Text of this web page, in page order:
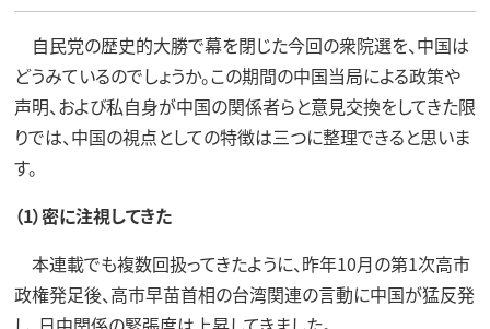
自民党の歴史的大勝で幕を閉じた今回の衆院選を、中国は
どうみているのでしょうか。この期間の中国当局による政策や
声明、および私自身が中国の関係者らと意見交換をしてきた限
りでは、中国の視点としての特徴は三つに整理できると思いま
す。
（1）密に注視してきた
本連載でも複数回扱ってきたように、昨年10月の第1次高市
政権発足後、高市早苗首相の台湾関連の言動に中国が猛反発